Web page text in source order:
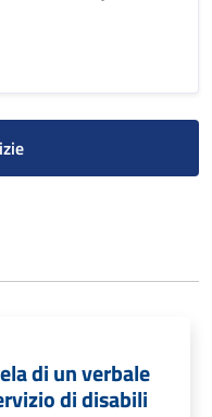
di un verbale
di disabili